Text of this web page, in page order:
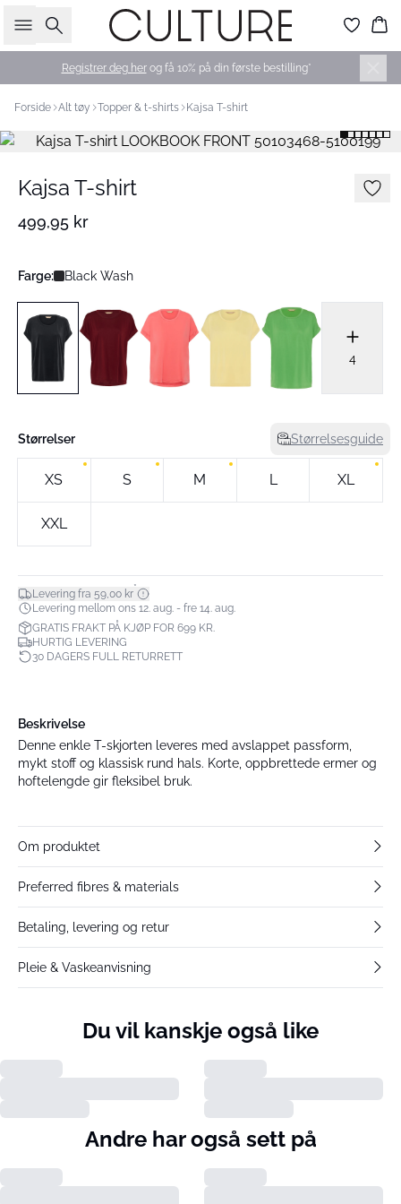
Søk
Registrer deg herog få 10% på din første bestilling*
Forside Alt tøy Topper & t-shirts Kajsa T-shirt
Kajsa T-shirt
499,95 kr
Farge: Black Wash
4
Størrelser Størrelsesguide
XS S M L XL
XXL
Levering fra 59,00 kr*
Levering mellom ons 12. aug. - fre 14. aug.
GRATIS FRAKT PÅ KJØP FOR 699 KR.
HURTIG LEVERING
30 DAGERS FULL RETURRETT
Beskrivelse
Denne enkle T-skjorten leveres med avslappet passform,
mykt stoff og klassisk rund hals. Korte, oppbrettede ermer og
hoftelengde gir fleksibel bruk.
Om produktet
Preferred fibres & materials
Betaling, levering og retur
Pleie & Vaskeanvisning
Du vil kanskje også like
Andre har også sett på